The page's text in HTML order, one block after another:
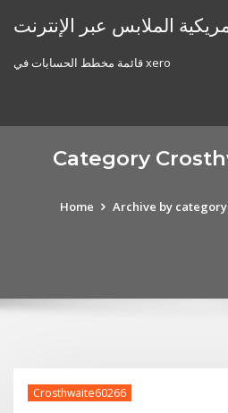
الملابس عبر الإنترنت
قائمة مخطط الحسابات في xero
Category
Home Archive by
Crosthwaite60266